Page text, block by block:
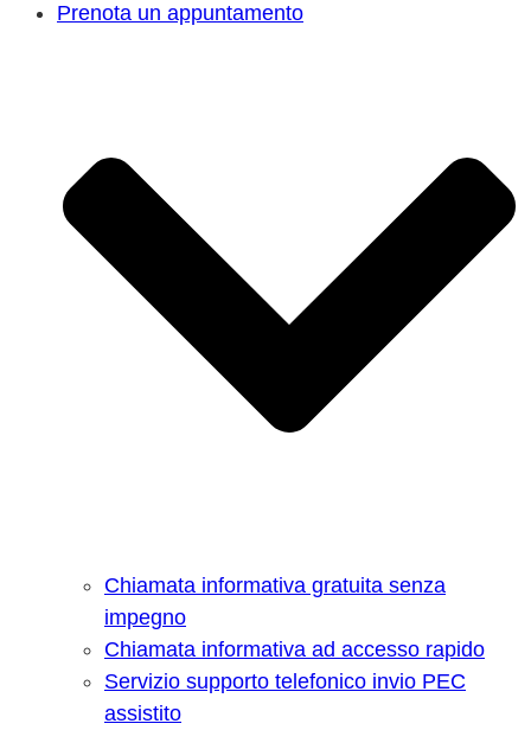
Prenota un appuntamento
Chiamata informativa gratuita senza
impegno
Chiamata informativa ad accesso rapido
Servizio supporto telefonico invio PEC
assistito